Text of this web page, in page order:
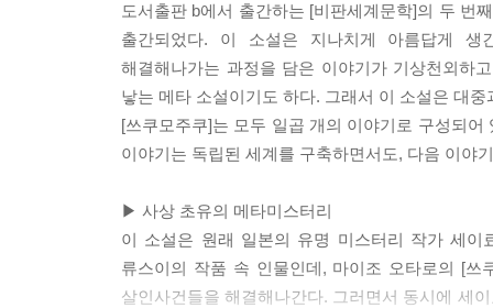
정말로 특권적인 죽음이라는 것은 어디까지나 자
이 자신을 잃었다는 것으로 인해 슬퍼하는 것. 안
을 보냈다는 자부심. 이렇게 죽을 수 있어 다행이
추리소설 속의 죽음에 그런 것은 없다.
추리소설이 대전大戰 중의 대규모 죽음을 경험하
소설가가 회복시키려고 했기 때문이 아니라, 잘
의 죽음을 접하는 등장인물의 심리상황도 가벼이
도 되게 되었다.
추리소설 속에서 본래의 특권적 죽음이 그려질 가
도서출판 b에서 출간하는 [비판세계문학]의 두 번
출간되었다. 이 소설은 지나치게 아름답게 생
해결해나가는 과정을 담은 이야기가 기상천외하
낳는 메타 소설이기도 하다. 그래서 이 소설은 대
[쓰쿠모주쿠]는 모두 일곱 개의 이야기로 구성되
이야기는 독립된 세계를 구축하면서도, 다음 이야
▶ 사상 초유의 메타미스터리
이 소설은 원래 일본의 유명 미스터리 작가 세이
류스이의 작품 속 인물인데, 마이조 오타로의 [
살인사건들을 해결해나간다. 그러면서 동시에 세이